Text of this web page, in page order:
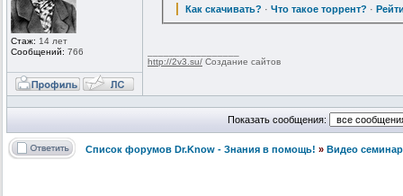
Стаж: 14 лет
Сообщений: 766
Как скачивать? ·Что такое торрент? ·
http://2v3.su/ Создание сайтов
Показать сообщения:
Список форумов Dr.Know - Знания в помощь! » Видео